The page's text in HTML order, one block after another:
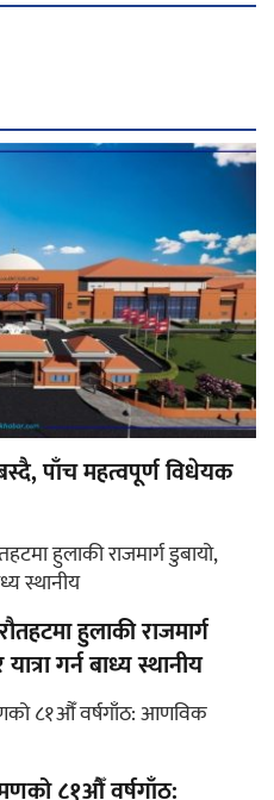
पाँच महत्वपूर्ण विधेयक
हुलाकी राजमार्ग
गर्न बाध्य स्थानीय
८१औँ वर्षगाँठ: